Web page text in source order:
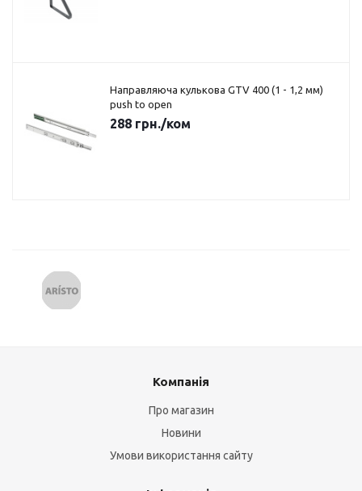
Направляюча кулькова GTV 400 (1 - 1,2 мм)
push to open
288 грн./ком
Компанія
Про магазин
Новини
Умови використання сайту